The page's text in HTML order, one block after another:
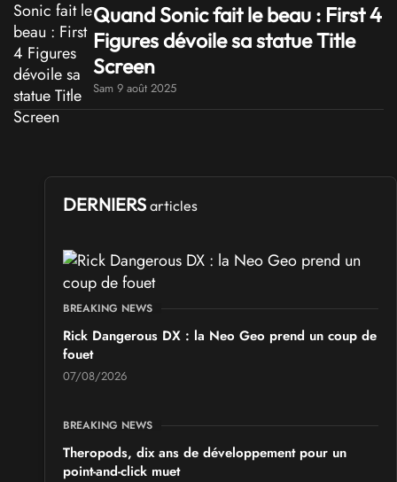
Quand Sonic fait le beau : First 4
Figures dévoile sa statue Title
Screen
Sam 9 août 2025
DERNIERS articles
BREAKING NEWS
Rick Dangerous DX : la Neo Geo prend un coup de
fouet
07/08/2026
BREAKING NEWS
Theropods, dix ans de développement pour un
point-and-click muet